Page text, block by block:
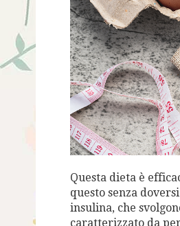
Questa dieta è
questo senza
insulina, che
caratterizzato da